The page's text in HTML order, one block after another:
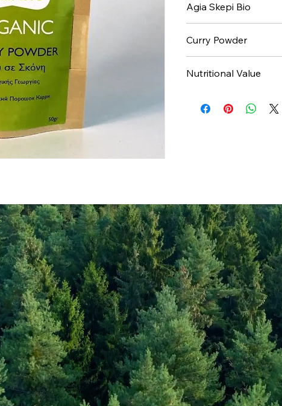
Agia Skepi Bio
Curry Powder
Nutritional Value
Values per 100gr
(Fat) of which Saturate
(g)
Carbohyrates (g)
(Carb) of which sugar
(g)
Protein (g)
Fiber (g)
Salt (mg)